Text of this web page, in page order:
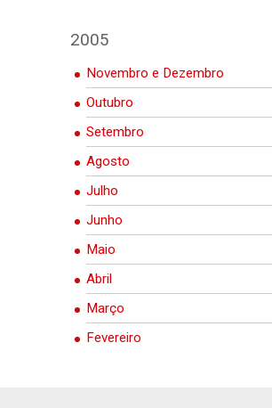
2005
Novembro e Dezembro
Outubro
Setembro
Agosto
Julho
Junho
Maio
Abril
Março
Fevereiro